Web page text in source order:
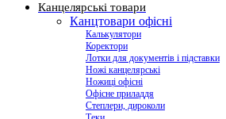
Канцелярські товари
Канцтовари офісні
Калькулятори
Коректори
Лотки для документів і підставки
Ножі канцелярські
Ножиці офісні
Офісне приладдя
Степлери, дироколи